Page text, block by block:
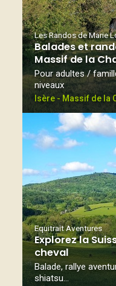
Les Randos de Marie
Balades et
Massif de la
Pour adultes /
niveaux
Isère - Massif de la
Equitrait Aventures
Explorez la
cheval
Balade, rallye
shiatsu…